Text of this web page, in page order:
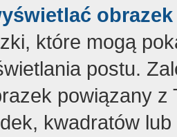
które mogą
postu.
powiązany z
kwadratów